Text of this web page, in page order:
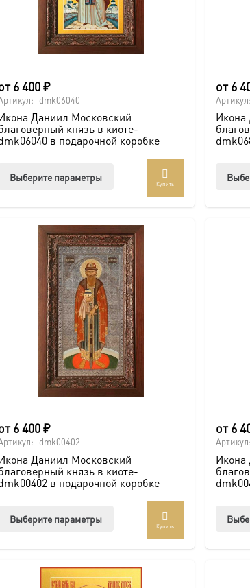
6 400₽
dmk06040
Даниил Московский
князь в киоте-
в подарочной коробке
Выберите параметры
вариаций.
Опции
можно
выбрать
на
странице
товара.
Купить
от6
Артикул:
Икона
6 400₽
dmk00402
Даниил Московский
князь в киоте-
в подарочной коробке
Выберите параметры
вариаций.
Купить
от6
Артикул:
Икона